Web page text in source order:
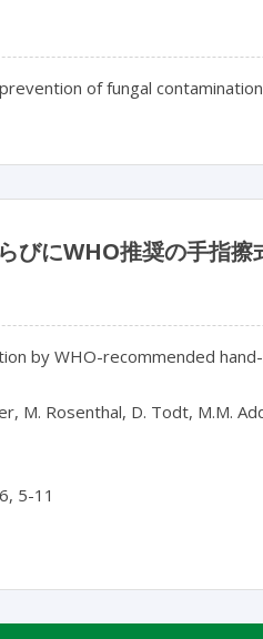
of fungal
びにWHO推奨の手指
by WHO-recommended
M. Rosenthal, D. Todt, M.M.